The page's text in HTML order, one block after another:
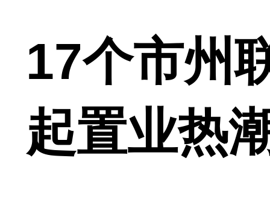
17个市州
起置业热